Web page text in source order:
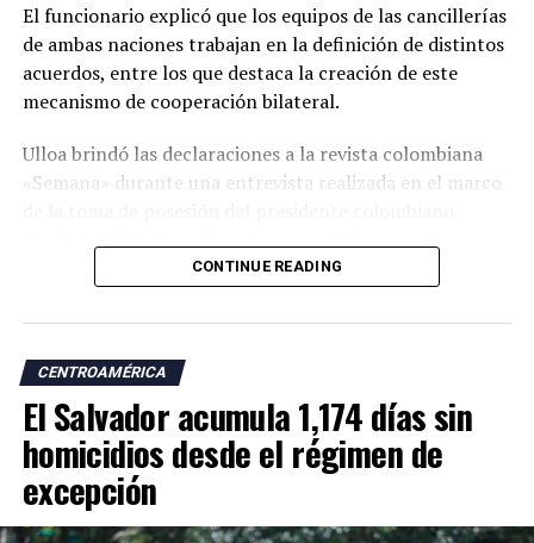
El funcionario explicó que los equipos de las cancillerías
de ambas naciones trabajan en la definición de distintos
acuerdos, entre los que destaca la creación de este
mecanismo de cooperación bilateral.
Ulloa brindó las declaraciones a la revista colombiana
«Semana» durante una entrevista realizada en el marco
representación del presidente Nayib Bukele.
«En esta visita para asistir a la posesión del presidente
cancillería para dar continuidad a esos temas. Uno de los
acuerdos más importantes es la creación de una
comisión binacional Colombia-El Salvador», afirmó.
El vicepresidente salvadoreño explicó que el encuentro
con su homólogo colombiano, José Manuel Restrepo,
CONTINUE READING
CENTROAMÉRICA
El Salvador acumula 1,174 días sin
homicidios desde el régimen de
excepción